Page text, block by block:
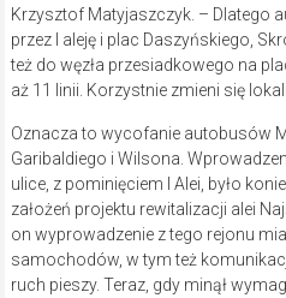
Krzysztof Matyjaszczyk. – Dlatego
przez I aleję i plac Daszyńskiego,
też do węzła przesiadkowego na
aż 11 linii. Korzystnie zmieni się
Oznacza to wycofanie autobusów
Garibaldiego i Wilsona.
ulice, z pominięciem I Alei, było
założeń projektu rewitalizacji alei
on wyprowadzenie z tego rejonu
samochodów, w tym też
ruch pieszy. Teraz, gdy minął